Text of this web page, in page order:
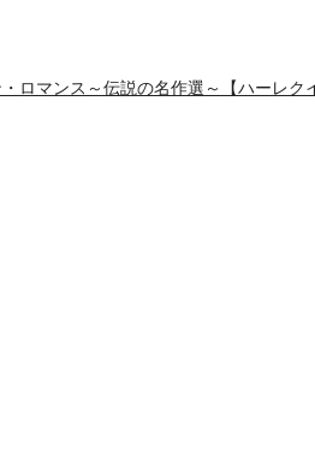
レクインSP文庫から既に配信されて
ださい。
ロマンス～伝説の名作選～【ハーレク